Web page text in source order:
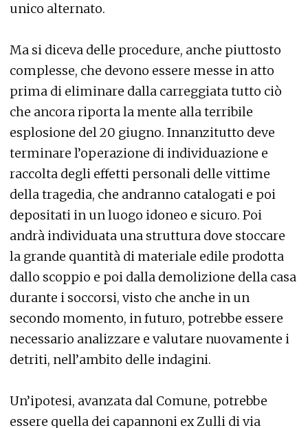
unico alternato.
Ma si diceva delle procedure, anche piuttosto
complesse, che devono essere messe in atto
prima di eliminare dalla carreggiata tutto ciò
che ancora riporta la mente alla terribile
esplosione del 20 giugno. Innanzitutto deve
terminare l’operazione di individuazione e
raccolta degli effetti personali delle vittime
della tragedia, che andranno catalogati e poi
depositati in un luogo idoneo e sicuro. Poi
andrà individuata una struttura dove stoccare
la grande quantità di materiale edile prodotta
dallo scoppio e poi dalla demolizione della casa
durante i soccorsi, visto che anche in un
secondo momento, in futuro, potrebbe essere
necessario analizzare e valutare nuovamente i
detriti, nell’ambito delle indagini.
Un’ipotesi, avanzata dal Comune, potrebbe
essere quella dei capannoni ex Zulli di via